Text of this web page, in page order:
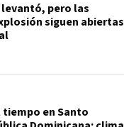
pero las
siguen abiertas
en Santo